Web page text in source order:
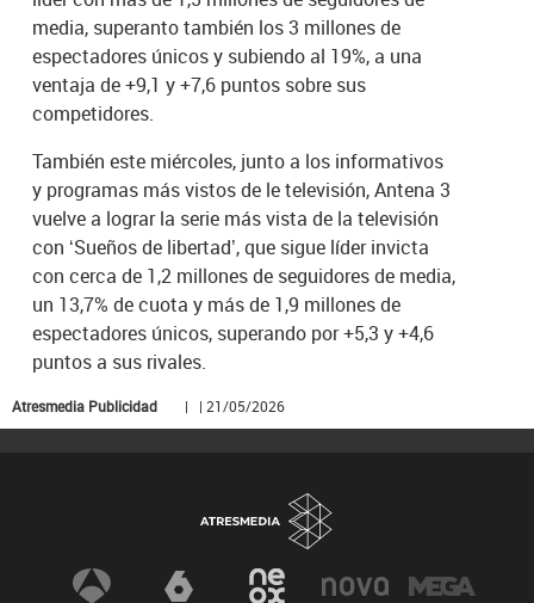
media, superanto también los 3 millones de
espectadores únicos y subiendo al 19%, a una
ventaja de +9,1 y +7,6 puntos sobre sus
competidores.
También este miércoles, junto a los informativos
y programas más vistos de le televisión, Antena 3
vuelve a lograr la serie más vista de la televisión
con ‘Sueños de libertad’, que sigue líder invicta
con cerca de 1,2 millones de seguidores de media,
un 13,7% de cuota y más de 1,9 millones de
espectadores únicos, superando por +5,3 y +4,6
puntos a sus rivales.
Atresmedia Publicidad | | 21/05/2026